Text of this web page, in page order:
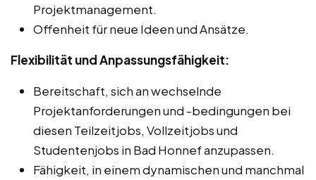
Projektmanagement.
Offenheit für neue Ideen und Ansätze.
Flexibilität und Anpassungsfähigkeit:
Bereitschaft, sich an wechselnde
Projektanforderungen und -bedingungen bei
diesen Teilzeitjobs, Vollzeitjobs und
Studentenjobs in Bad Honnef anzupassen.
Fähigkeit, in einem dynamischen und manchmal